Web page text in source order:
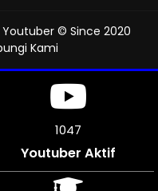
© Since 2020
Kami
1167
Youtuber Aktif